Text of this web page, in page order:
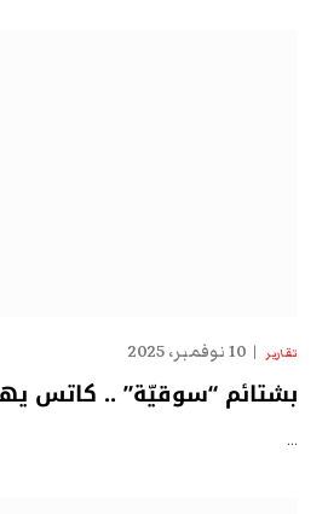
تقارير 10 نوفمبر، 2025
بشتائم “سوقيّة” .. كاتس
…